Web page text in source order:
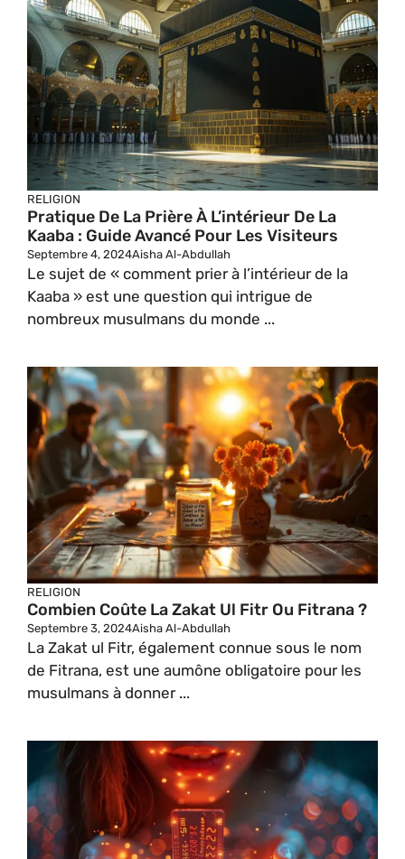
RELIGION
Pratique De La Prière À L’intérieur De La
Kaaba : Guide Avancé Pour Les Visiteurs
Septembre 4, 2024Aisha Al-Abdullah
Le sujet de « comment prier à l’intérieur de la
Kaaba » est une question qui intrigue de
nombreux musulmans du monde ...
RELIGION
Combien Coûte La Zakat Ul Fitr Ou Fitrana ?
Septembre 3, 2024Aisha Al-Abdullah
La Zakat ul Fitr, également connue sous le nom
de Fitrana, est une aumône obligatoire pour les
musulmans à donner ...